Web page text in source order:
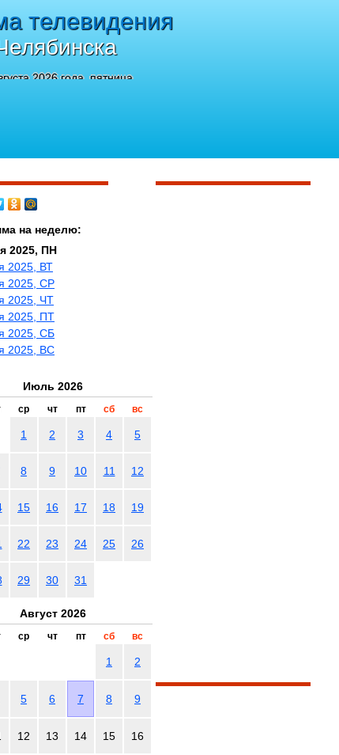
телевидения
2026 года, пятница
на неделю:
2025, ПН
2025, ВТ
2025, СР
2025, ЧТ
2025, ПТ
2025, СБ
2025, ВС
Июль 2026
ср чт пт сб вс
1 2 3 4 5
8 9 10 11 12
15 16 17 18 19
22 23 24 25 26
29 30 31
Август 2026
ср чт пт сб вс
1 2
5 6 7 8 9
12 13 14 15 16